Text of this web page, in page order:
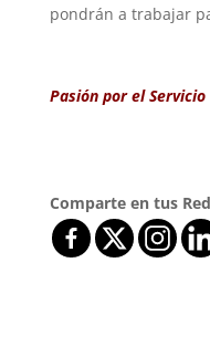
pondrán a trabajar
Pasión por el Servicio
Comparte en tus